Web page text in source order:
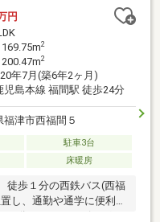
収納付きで収納力も充実
やお子様のプール、ガー
グ済みで気持ちよく新生
円
2
2
年7月(築6年2ヶ月)
児島本線 福間駅 徒歩24分
福津市西福間５
駐車3台
床暖房
徒歩１分の西鉄バス(西福
し、通勤や通学に便利で